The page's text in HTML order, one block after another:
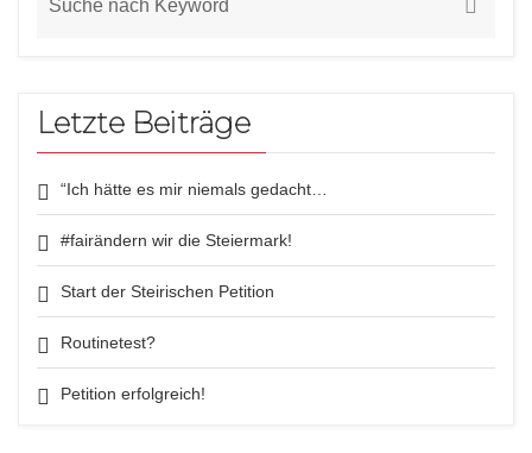
Letzte Beiträge
“Ich hätte es mir niemals gedacht…
#fairändern wir die Steiermark!
Start der Steirischen Petition
Routinetest?
Petition erfolgreich!